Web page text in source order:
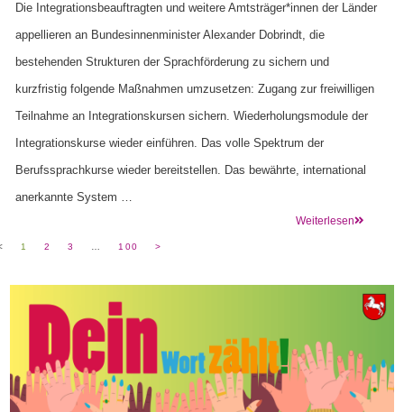
Die Integrationsbeauftragten und weitere Amtsträger*innen der Länder
appellieren an Bundesinnenminister Alexander Dobrindt, die
bestehenden Strukturen der Sprachförderung zu sichern und
kurzfristig folgende Maßnahmen umzusetzen: Zugang zur freiwilligen
Teilnahme an Integrationskursen sichern. Wiederholungsmodule der
Integrationskurse wieder einführen. Das volle Spektrum der
Berufssprachkurse wieder bereitstellen. Das bewährte, international
anerkannte System …
Weiterlesen
1 2 3 100 >